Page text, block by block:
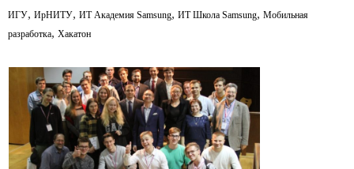
ИГУ, ИрНИТУ, ИТ Академия Samsung, ИТ Школа Samsung, Мобильная
разработка, Хакатон